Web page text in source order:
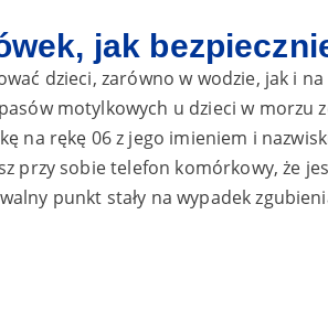
jak
dzieci, zarówno w wodzie, jak i
motylkowych u dzieci w morzu
na rękę 06 z jego imieniem i
przy sobie telefon komórkowy, że
punkt stały na wypadek